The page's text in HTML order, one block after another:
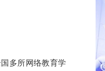
多所网络教育学